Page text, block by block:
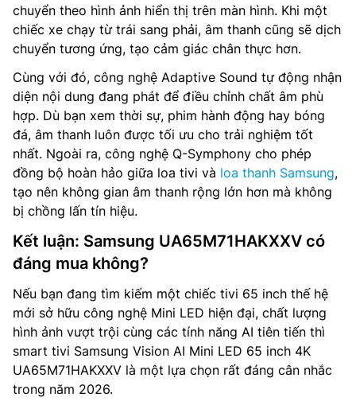
chuyển theo hình ảnh hiển thị trên màn hình. Khi một
chiếc xe chạy từ trái sang phải, âm thanh cũng sẽ dịch
chuyển tương ứng, tạo cảm giác chân thực hơn.
Cùng với đó, công nghệ Adaptive Sound tự động nhận
diện nội dung đang phát để điều chỉnh chất âm phù
hợp. Dù bạn xem thời sự, phim hành động hay bóng
đá, âm thanh luôn được tối ưu cho trải nghiệm tốt
nhất. Ngoài ra, công nghệ Q-Symphony cho phép
đồng bộ hoàn hảo giữa loa tivi và loa thanh Samsung,
tạo nên không gian âm thanh rộng lớn hơn mà không
bị chồng lấn tín hiệu.
Kết luận: Samsung UA65M71HAKXXV có
đáng mua không?
Nếu bạn đang tìm kiếm một chiếc tivi 65 inch thế hệ
mới sở hữu công nghệ Mini LED hiện đại, chất lượng
hình ảnh vượt trội cùng các tính năng AI tiên tiến thì
smart tivi Samsung Vision AI Mini LED 65 inch 4K
UA65M71HAKXXV là một lựa chọn rất đáng cân nhắc
trong năm 2026.